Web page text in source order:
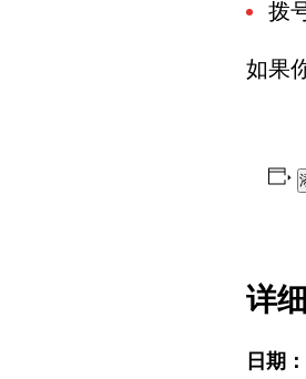
拨
如果
详
日期：